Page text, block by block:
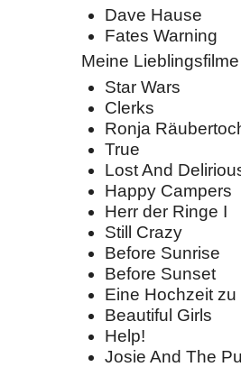
Dave Hause
Fates Warning
Meine
Star Wars
Clerks
Ronja
True
Lost And
Happy Campers
Herr der Ringe I
Still Crazy
Before Sunrise
Before Sunset
Eine Hochzeit zu
Beautiful Girls
Help!
Josie And The